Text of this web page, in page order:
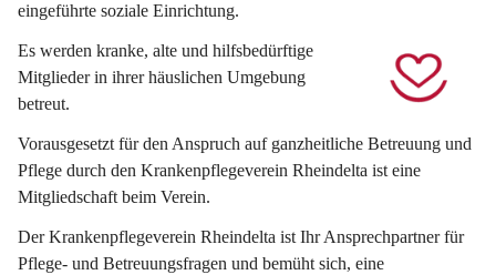
eingeführte soziale Einrichtung.
Es werden kranke, alte und hilfsbedürftige
Mitglieder in ihrer häuslichen Umgebung
betreut.
Vorausgesetzt für den Anspruch auf ganzheitliche Betreuung und
Pflege durch den Krankenpflegeverein Rheindelta ist eine
Mitgliedschaft beim Verein.
Der Krankenpflegeverein Rheindelta ist Ihr Ansprechpartner für
Pflege- und Betreuungsfragen und bemüht sich, eine